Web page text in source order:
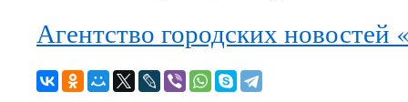
Агентство городских новостей